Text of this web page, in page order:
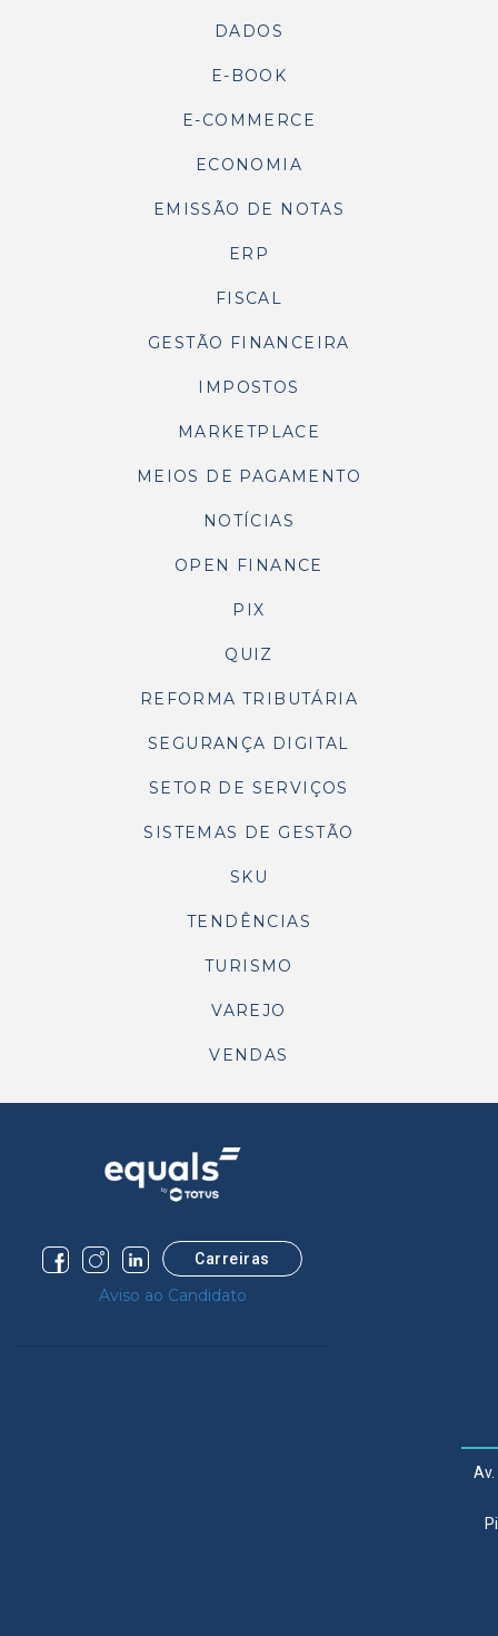
DADOS
E-BOOK
E-COMMERCE
ECONOMIA
EMISSÃO DE NOTAS
ERP
FISCAL
GESTÃO FINANCEIRA
IMPOSTOS
MARKETPLACE
MEIOS DE PAGAMENTO
NOTÍCIAS
OPEN FINANCE
PIX
QUIZ
REFORMA TRIBUTÁRIA
SEGURANÇA DIGITAL
SETOR DE SERVIÇOS
SISTEMAS DE GESTÃO
SKU
TENDÊNCIAS
TURISMO
VAREJO
VENDAS
Carreiras
Aviso ao Candidato